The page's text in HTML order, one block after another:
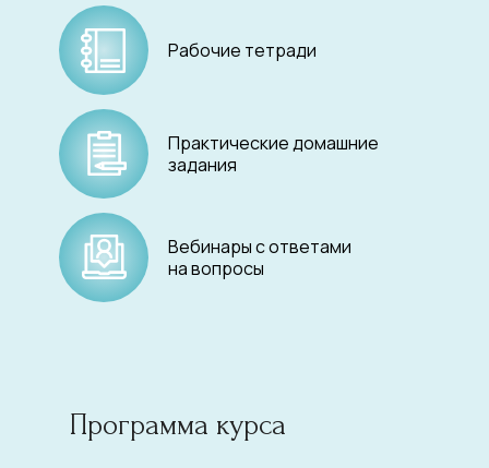
Рабочие тетради
Вебинары с ответами
на вопросы
Практические домашние
задания
Программа курса